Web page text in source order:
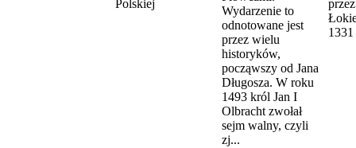
Polskiej
Wydarzenie to
odnotowane jest
przez wielu
historyków,
począwszy od Jana
Długosza. W roku
1493 król Jan I
Olbracht zwołał
sejm walny, czyli
zj...